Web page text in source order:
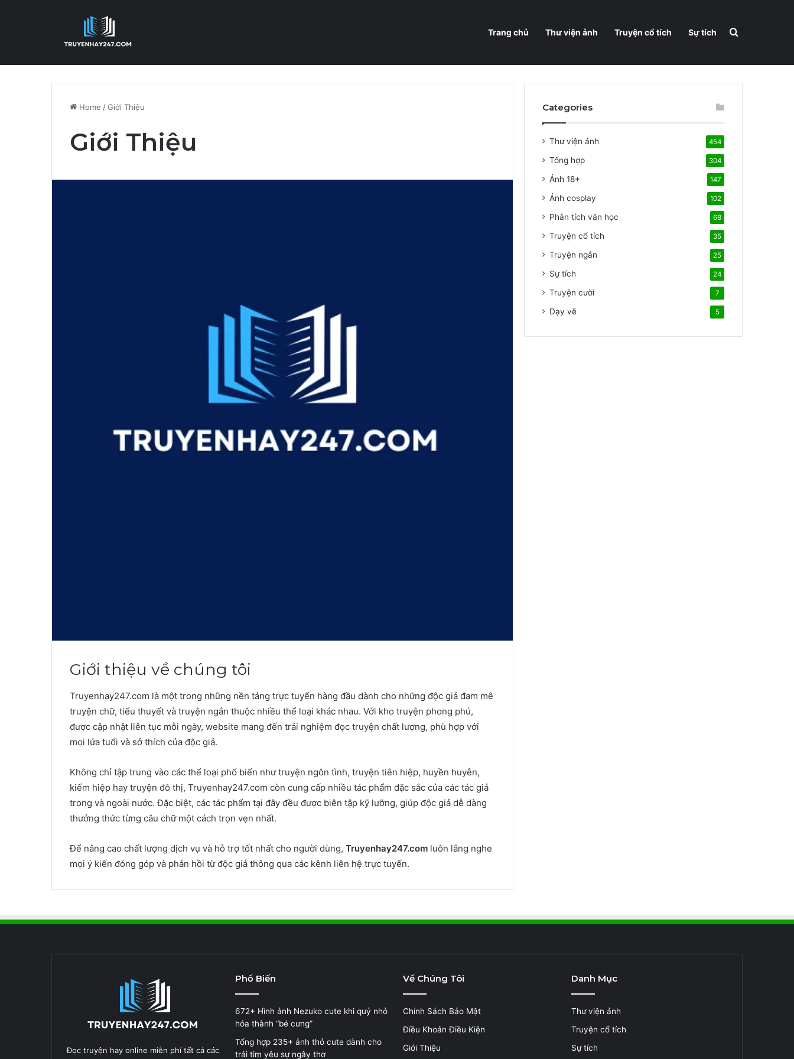
Trang chủ Thư viện ảnh Truyện cổ tích Sự tích Search for
Home /Giới Thiệu
Giới Thiệu
Giới thiệu về chúng tôi
Truyenhay247.com là một trong những nền tảng trực tuyến hàng đầu dành cho những độc giả đam mê
truyện chữ, tiểu thuyết và truyện ngắn thuộc nhiều thể loại khác nhau. Với kho truyện phong phú,
được cập nhật liên tục mỗi ngày, website mang đến trải nghiệm đọc truyện chất lượng, phù hợp với
mọi lứa tuổi và sở thích của độc giả.
Không chỉ tập trung vào các thể loại phổ biến như truyện ngôn tình, truyện tiên hiệp, huyền huyễn,
kiếm hiệp hay truyện đô thị, Truyenhay247.com còn cung cấp nhiều tác phẩm đặc sắc của các tác giả
trong và ngoài nước. Đặc biệt, các tác phẩm tại đây đều được biên tập kỹ lưỡng, giúp độc giả dễ dàng
thưởng thức từng câu chữ một cách trọn vẹn nhất.
Để nâng cao chất lượng dịch vụ và hỗ trợ tốt nhất cho người dùng, Truyenhay247.com luôn lắng nghe
mọi ý kiến đóng góp và phản hồi từ độc giả thông qua các kênh liên hệ trực tuyến.
Categories
Thư viện ảnh 454
Tổng hợp 304
Ảnh 18+ 147
Ảnh cosplay 102
Phân tích văn học 68
Truyện cổ tích 35
Truyện ngắn 25
Sự tích 24
Truyện cười 7
Dạy vẽ 5
Đọc truyện hay online miễn phí tất cả các
Phổ Biến
672+ Hình ảnh Nezuko cute khi quỷ nhỏ
hóa thành “bé cưng”
Tổng hợp 235+ ảnh thỏ cute dành cho
trái tim yêu sự ngây thơ
Về Chúng Tôi
Chính Sách Bảo Mật
Điều Khoản Điều Kiện
Giới Thiệu
Danh Mục
Thư viện ảnh
Truyện cổ tích
Sự tích